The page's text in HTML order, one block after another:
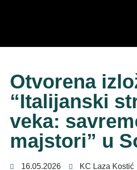
Otvorena
“Italijanski
veka:
majstori” u
16.05.2026 KC Laza Kostić